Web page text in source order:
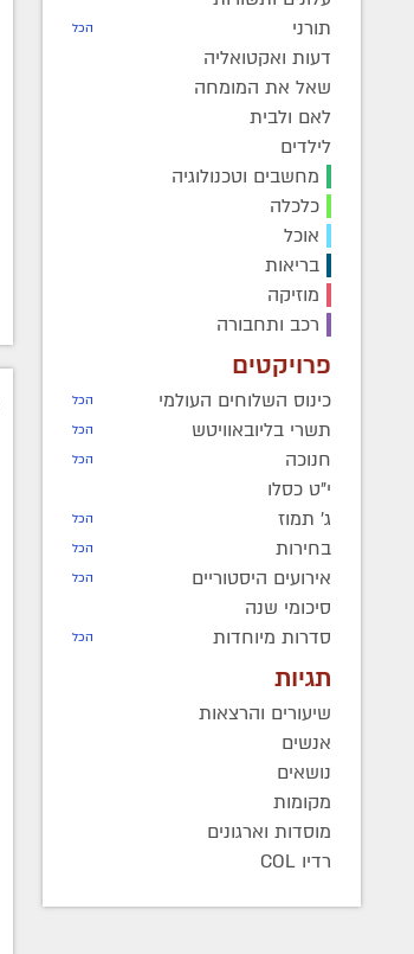
תורני
הכל
דעות ואקטואליה
שאל את המומחה
לאם ולבית
לילדים
מחשבים וטכנולוגיה
כלכלה
אוכל
בריאות
מוזיקה
רכב ותחבורה
פרויקטים
כינוס השלוחים העולמי הכל
תשרי בליובאוויטש הכל
חנוכה הכל
י"ט כסלו
ג' תמוז
הכל
בחירות הכל
אירועים היסטוריים הכל
סיכומי שנה
סדרות מיוחדות
הכל
תגיות
שיעורים והרצאות
אנשים
נושאים
מקומות
מוסדות וארגונים
רדיו COL